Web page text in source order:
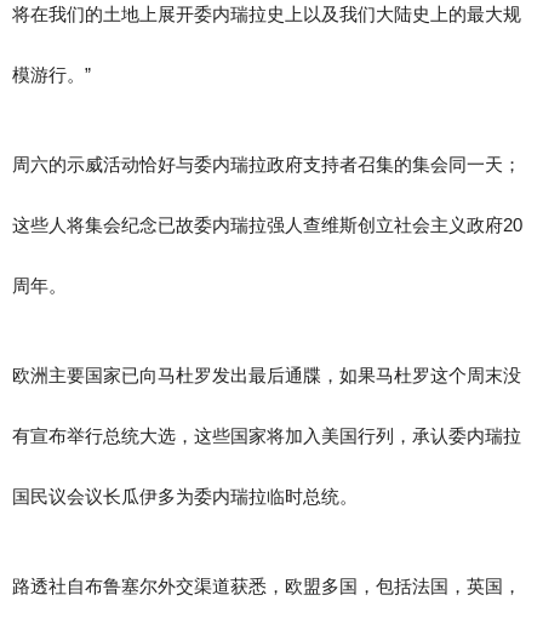
将在我们的土地上展开委内瑞拉史上以及我们大陆史上的最大规
模游行。”
周六的示威活动恰好与委内瑞拉政府支持者召集的集会同一天；
这些人将集会纪念已故委内瑞拉强人查维斯创立社会主义政府20
周年。
欧洲主要国家已向马杜罗发出最后通牒，如果马杜罗这个周末没
有宣布举行总统大选，这些国家将加入美国行列，承认委内瑞拉
国民议会议长瓜伊多为委内瑞拉临时总统。
路透社自布鲁塞尔外交渠道获悉，欧盟多国，包括法国，英国，